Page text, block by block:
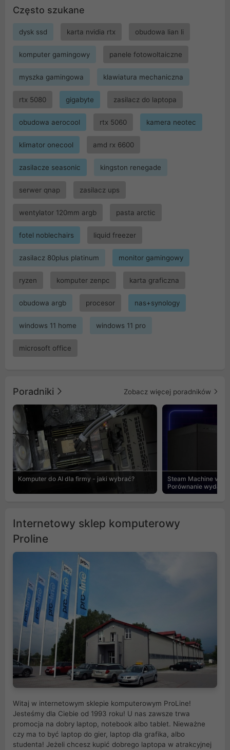
Często szukane
dysk ssd karta nvidia rtx obudowa lian li
komputer gamingowy panele fotowoltaiczne
myszka gamingowa klawiatura mechaniczna
rtx 5080 gigabyte zasilacz do laptopa
obudowa aerocool rtx 5060 kamera neotec
klimator onecool amd rx 6600
zasilacze seasonic kingston renegade
serwer qnap zasilacz ups
wentylator 120mm argb pasta arctic
fotel noblechairs liquid freezer
zasilacz 80plus platinum monitor gamingowy
ryzen komputer zenpc karta graficzna
obudowa argb procesor nas+synology
windows 11 home windows 11 pro
microsoft office
Poradniki Zobacz więcej poradników
Komputer do AI dla firmy - jaki wybrać?
Steam Machine vs
Porównanie
Internetowy sklep komputerowy
Proline
Witaj w internetowym sklepie komputerowym ProLine!
Jesteśmy dla Ciebie od 1993 roku! U nas zawsze trwa
promocja na dobry laptop, notebook albo tablet. Nieważne
czy ma to być laptop do gier, laptop dla grafika, albo
studenta! Jeżeli chcesz kupić dobrego laptopa w atrakcyjnej